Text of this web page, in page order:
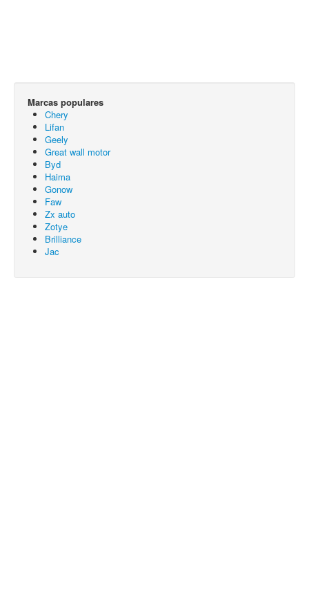
Marcas populares
Chery
Lifan
Geely
Great wall motor
Byd
Haima
Gonow
Faw
Zx auto
Zotye
Brilliance
Jac